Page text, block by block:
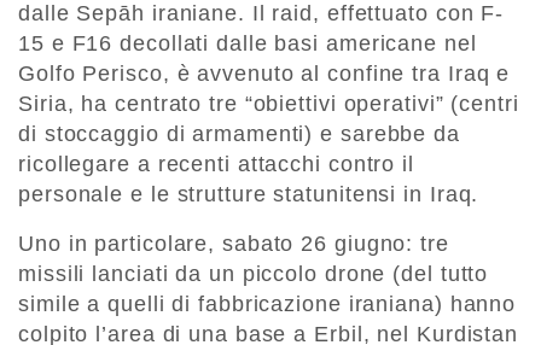
dalle Sepāh iraniane. Il raid, effettuato con F-
15 e F16 decollati dalle basi americane nel
Golfo Perisco, è avvenuto al confine tra Iraq e
Siria, ha centrato tre “obiettivi operativi” (centri
di stoccaggio di armamenti) e sarebbe da
ricollegare a recenti attacchi contro il
personale e le strutture statunitensi in Iraq.
Uno in particolare, sabato 26 giugno: tre
missili lanciati da un piccolo drone (del tutto
simile a quelli di fabbricazione iraniana) hanno
colpito l’area di una base a Erbil, nel Kurdistan